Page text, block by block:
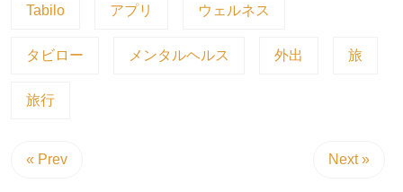
Tabilo アプリ ウェルネス
タビロー メンタルヘルス 外出 旅
旅行
« Prev Next »